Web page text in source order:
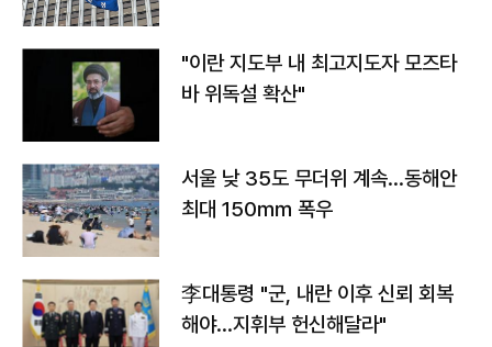
"이란 지도부 내 최고지도자 모즈타
바 위독설 확산"
서울 낮 35도 무더위 계속…동해안
최대 150㎜ 폭우
李대통령 "군, 내란 이후 신뢰 회복
해야…지휘부 헌신해달라"